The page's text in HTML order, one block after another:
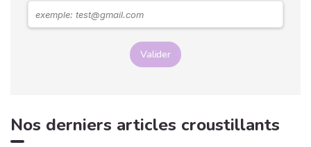
Valider
Nos derniers articles croustillants